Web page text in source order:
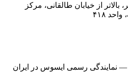
بالاتر از خیابان طالقانی، مرکز
۴۱۸
— نمایندگی رسمی ایسوس در ایران